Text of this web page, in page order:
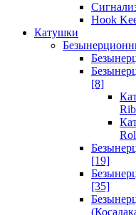
Hook
Катушки
[8]
[19]
[35]